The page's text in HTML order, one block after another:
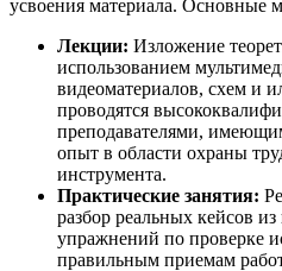
усвоения материала. Основные
Лекции: Изложение
использованием
видеоматериалов, схем и
проводятся
преподавателями,
опыт в области охраны
инструмента.
Практические занятия:
разбор реальных кейсов
упражнений по проверке
правильным приемам